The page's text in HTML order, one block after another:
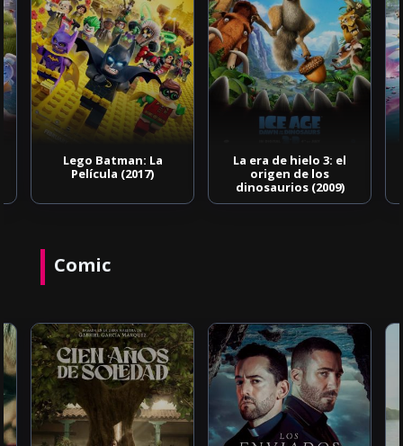
Lego Batman: La
Película (2017)
La era de hielo 3: el
origen de los
dinosaurios (2009)
Comic